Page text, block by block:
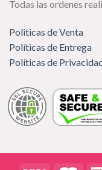
Todas las ordenes
Politicas de Venta
Políticas de Entrega
Políticas de